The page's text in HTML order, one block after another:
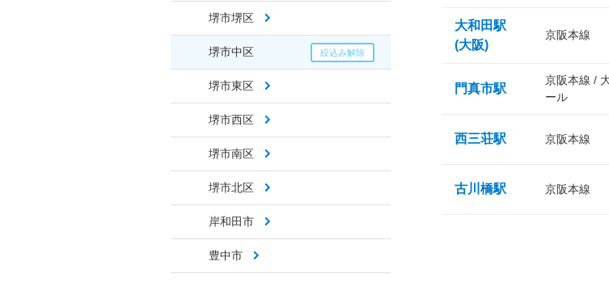
堺市堺区
堺市中区
堺市東区
堺市西区
堺市南区
堺市北区
岸和田市
豊中市
大和田駅
(大阪)
京阪本線
門真市駅
京阪本線 /
ール
西三荘駅 京阪本線
古川橋駅 京阪本線